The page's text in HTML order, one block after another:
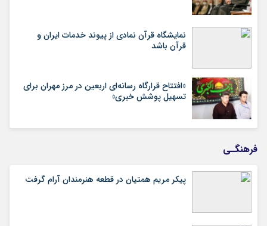
نمایشگاه قرآن نمادی از پیوند خدمات ایران و
قرآن باشد
«افتتاح قرارگاه رسانه‌ای اربعین در مرز مهران برای
تسهیل پوشش خبری»
فرهنگـی
پیکر مریم همتیان در قطعه هنرمندان آرام گرفت